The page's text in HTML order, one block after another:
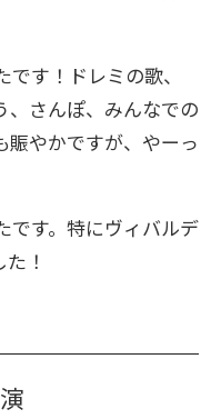
す！ドレミの歌、
、さんぽ、みんなでの
賑やかですが、やーっ
す。特にヴィバルデ
！